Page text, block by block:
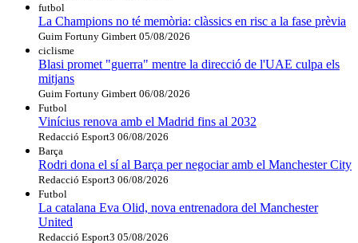
futbol
La Champions no té memòria: clàssics en risc a la fase prèvia
Guim Fortuny Gimbert 05/08/2026
ciclisme
Blasi promet "guerra" mentre la direcció de l'UAE culpa els
mitjans
Guim Fortuny Gimbert 06/08/2026
Futbol
Vinícius renova amb el Madrid fins al 2032
Redacció Esport3 06/08/2026
Barça
Rodri dona el sí al Barça per negociar amb el Manchester City
Redacció Esport3 06/08/2026
Futbol
La catalana Eva Olid, nova entrenadora del Manchester
United
Redacció Esport3 05/08/2026